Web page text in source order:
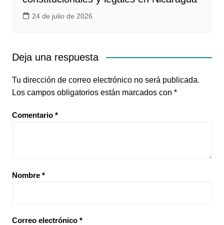
24 de julio de 2026
Deja una respuesta
Tu dirección de correo electrónico no será publicada.
Los campos obligatorios están marcados con *
Comentario *
Nombre *
Correo electrónico *